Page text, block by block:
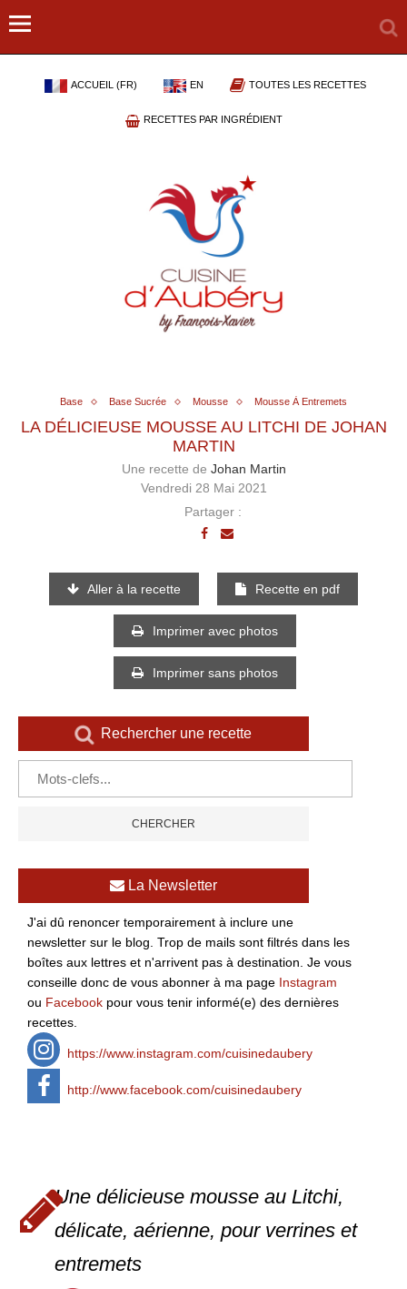
ACCUEIL (FR) EN TOUTES LES RECETTES
RECETTES PAR INGRÉDIENT
Base Base Sucrée Mousse Mousse À Entremets
LA DÉLICIEUSE MOUSSE AU LITCHI DE JOHAN
MARTIN
Une recette de Johan Martin
Vendredi 28 Mai 2021
Partager :
Aller à la recette Recette en pdf
Imprimer avec photos
Imprimer sans photos
Rechercher une recette
La Newsletter
J'ai dû renoncer temporairement à inclure une
newsletter sur le blog. Trop de mails sont filtrés dans les
boîtes aux lettres et n'arrivent pas à destination. Je vous
conseille donc de vous abonner à ma page Instagram
ou Facebook pour vous tenir informé(e) des dernières
recettes.
https://www.instagram.com/cuisinedaubery
http://www.facebook.com/cuisinedaubery
Une délicieuse mousse au Litchi,
délicate, aérienne, pour verrines et
entremets